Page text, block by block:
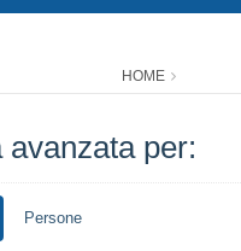
HOME
avanzata per:
Persone